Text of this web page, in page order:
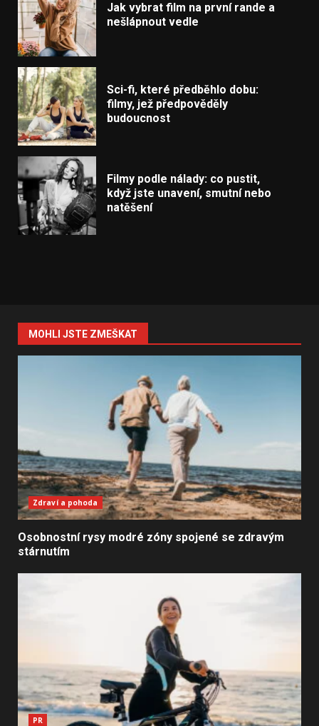
Jak vybrat film na první rande a
nešlápnout vedle
Sci-fi, které předběhlo dobu:
filmy, jež předpověděly
budoucnost
Filmy podle nálady: co pustit,
když jste unavení, smutní nebo
natěšení
MOHLI JSTE ZMEŠKAT
Zdraví a pohoda
Osobnostní rysy modré zóny spojené se zdravým
stárnutím
PR